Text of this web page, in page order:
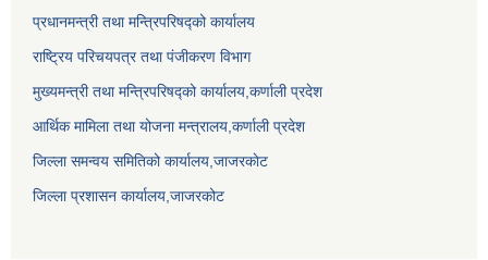
प्रधानमन्त्री तथा मन्त्रिपरिषद्को कार्यालय
राष्ट्रिय परिचयपत्र तथा पंजीकरण विभाग
मुख्यमन्त्री तथा मन्त्रिपरिषद्को कार्यालय,कर्णाली प्रदेश
आर्थिक मामिला तथा योजना मन्त्रालय,कर्णाली प्रदेश
जिल्ला समन्वय समितिको कार्यालय,जाजरकाेट
जिल्ला प्रशासन कार्यालय,जाजरकोट